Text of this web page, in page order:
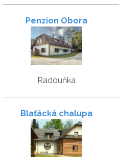
Penzion Obora
Radouňka
Blaťácká chalupa